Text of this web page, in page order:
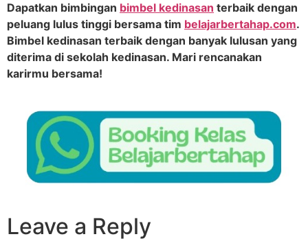
Dapatkan bimbingan bimbel kedinasan terbaik dengan
peluang lulus tinggi bersama tim belajarbertahap.com.
Bimbel kedinasan terbaik dengan banyak lulusan yang
diterima di sekolah kedinasan. Mari rencanakan
karirmu bersama!
Leave a Reply